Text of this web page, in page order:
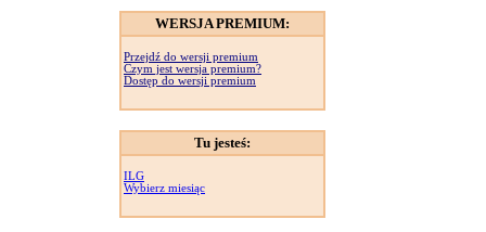
WERSJA PREMIUM:
Przejdź do wersji premium
Czym jest wersja premium?
Dostęp do wersji premium
Tu jesteś:
ILG
Wybierz miesiąc